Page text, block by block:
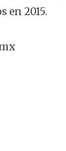
en 2015.